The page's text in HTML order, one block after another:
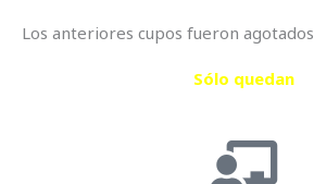
Los anteriores cupos fueron agotados
Sólo quedan